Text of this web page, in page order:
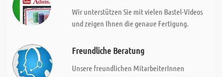
Wir unterstützen Sie mit vielen Bastel-Videos
und zeigen Ihnen die genaue Fertigung.
Freundliche Beratung
Unsere freundlichen MitarbeiterInnen